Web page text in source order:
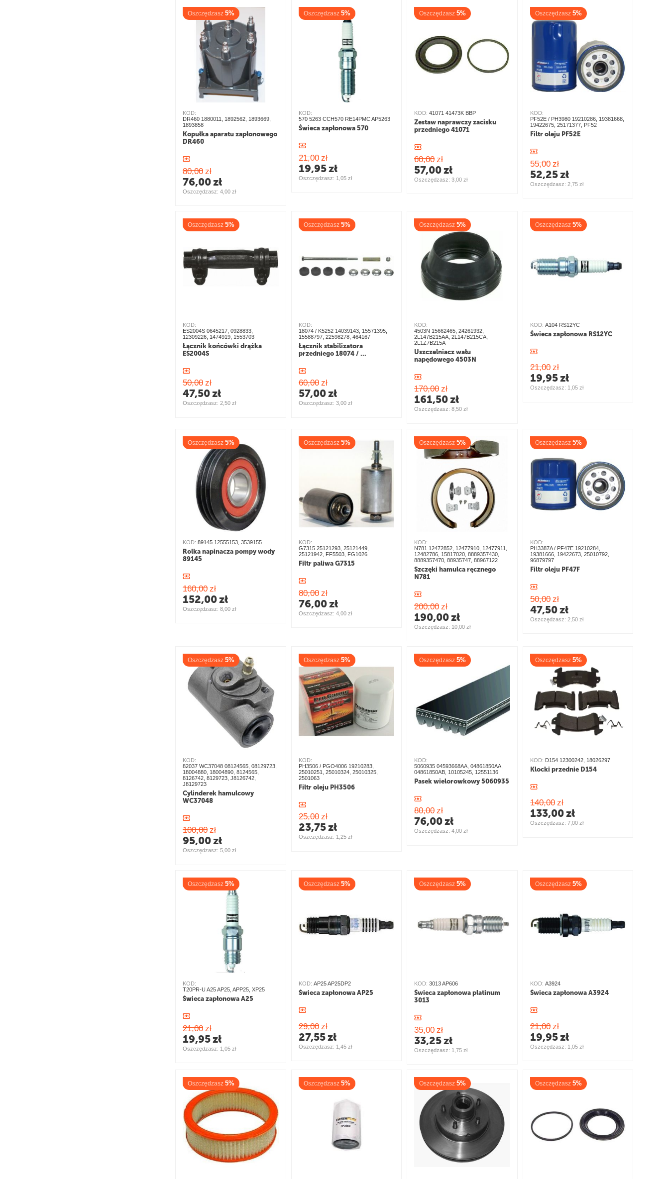
Oszczędzasz 5%
KOD:
DR460 1880011, 1892562, 1893669,
1893858
Kopułka aparatu zapłonowego
DR460
80,00 zł
76,00zł
Oszczędzasz: 4,00 zł
Oszczędzasz 5%
KOD:
570 5263 CCH570 RE14PMC AP5263
Świeca zapłonowa 570
21,00 zł
19,95zł
Oszczędzasz: 1,05 zł
Oszczędzasz 5%
KOD: 41071 41473K BBP
Zestaw naprawczy zacisku
przedniego 41071
60,00 zł
57,00zł
Oszczędzasz: 3,00 zł
Oszczędzasz 5%
KOD:
PF52E / PH3980 19210286, 19381668,
19422675, 25171377, PF52
Filtr oleju PF52E
55,00 zł
52,25zł
Oszczędzasz: 2,75 zł
Oszczędzasz 5%
KOD:
ES2004S 0645217, 0928833,
12309226, 1474919, 1553703
Łącznik końcówki drążka
ES2004S
50,00 zł
47,50zł
Oszczędzasz: 2,50 zł
Oszczędzasz 5%
KOD:
18074 / K5252 14039143, 15571395,
15588797, 22598278, 464167
Łącznik stabilizatora
przedniego 18074 / ...
60,00 zł
57,00zł
Oszczędzasz: 3,00 zł
Oszczędzasz 5%
KOD:
4503N 15662465, 24261932,
2L147B215AA, 2L147B215CA,
2L1Z7B215A
Uszczelniacz wału
napędowego 4503N
170,00 zł
161,50zł
Oszczędzasz: 8,50 zł
Oszczędzasz 5%
KOD: A104 RS12YC
Świeca zapłonowa RS12YC
21,00 zł
19,95zł
Oszczędzasz: 1,05 zł
Oszczędzasz 5%
KOD: 89145 12555153, 3539155
Rolka napinacza pompy wody
89145
160,00 zł
152,00zł
Oszczędzasz: 8,00 zł
Oszczędzasz 5%
KOD:
G7315 25121293, 25121449,
25121942, FF5503, FG1026
Filtr paliwa G7315
80,00 zł
76,00zł
Oszczędzasz: 4,00 zł
Oszczędzasz 5%
KOD:
N781 12472852, 12477910, 12477911,
12482786, 15817020, 8889357430,
8889357470, 88935747, 88967122
Szczęki hamulca ręcznego
N781
200,00 zł
190,00zł
Oszczędzasz: 10,00 zł
Oszczędzasz 5%
KOD:
PH3387A / PF47E 19210284,
19381666, 19422673, 25010792,
96879797
Filtr oleju PF47F
50,00 zł
47,50zł
Oszczędzasz: 2,50 zł
Oszczędzasz 5%
KOD:
82037 WC37048 08124565, 08129723,
18004880, 18004890, 8124565,
8126742, 8129723, J8126742,
J8129723
Cylinderek hamulcowy
WC37048
100,00 zł
95,00zł
Oszczędzasz: 5,00 zł
Oszczędzasz 5%
KOD:
PH3506 / PGO4006 19210283,
25010251, 25010324, 25010325,
2501063
Filtr oleju PH3506
25,00 zł
23,75zł
Oszczędzasz: 1,25 zł
Oszczędzasz 5%
KOD:
5060935 04593668AA, 04861850AA,
04861850AB, 10105245, 12551136
Pasek wielorowkowy 5060935
80,00 zł
76,00zł
Oszczędzasz: 4,00 zł
Oszczędzasz 5%
KOD: D154 12300242, 18026297
Klocki przednie D154
140,00 zł
133,00zł
Oszczędzasz: 7,00 zł
Oszczędzasz 5%
KOD:
T20PR-U A25 AP25, APP25, XP25
Świeca zapłonowa A25
21,00 zł
19,95zł
Oszczędzasz: 1,05 zł
Oszczędzasz 5%
KOD: AP25 AP25DP2
Świeca zapłonowa AP25
29,00 zł
27,55zł
Oszczędzasz: 1,45 zł
Oszczędzasz 5%
KOD: 3013 AP606
Świeca zapłonowa platinum
3013
35,00 zł
33,25zł
Oszczędzasz: 1,75 zł
Oszczędzasz 5%
KOD: A3924
Świeca zapłonowa A3924
21,00 zł
19,95zł
Oszczędzasz: 1,05 zł
Oszczędzasz 5% Oszczędzasz 5% Oszczędzasz 5% Oszczędzasz 5%